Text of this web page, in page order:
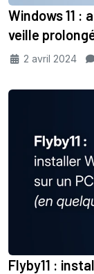
Windows 11 :
veille
2 avril 2024
Flyby11 :